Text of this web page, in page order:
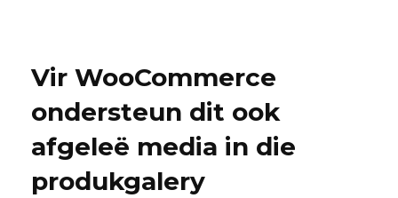
Vir WooCommerce
ondersteun dit ook
afgeleë media in die
produkgalery